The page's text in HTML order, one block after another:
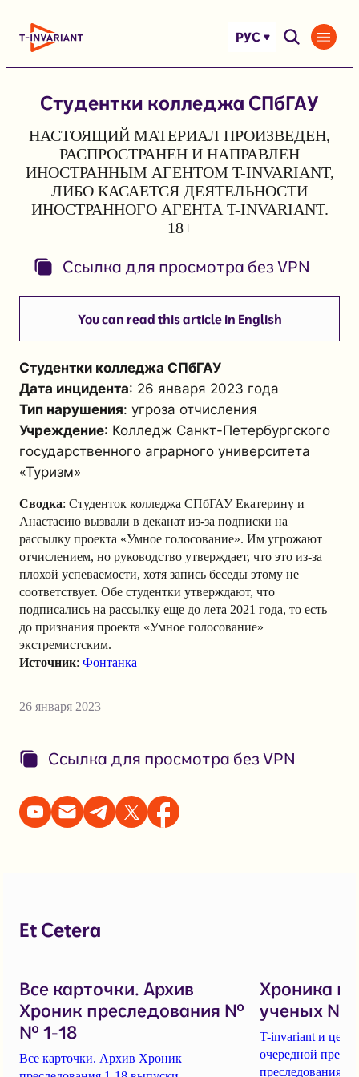
РУС
Студентки колледжа СПбГАУ
НАСТОЯЩИЙ МАТЕРИАЛ ПРОИЗВЕДЕН,
РАСПРОСТРАНЕН И НАПРАВЛЕН
ИНОСТРАННЫМ АГЕНТОМ T-INVARIANT,
ЛИБО КАСАЕТСЯ ДЕЯТЕЛЬНОСТИ
ИНОСТРАННОГО АГЕНТА T-INVARIANT.
18+
Ссылка для просмотра без VPN
You can read this article in English
Студентки колледжа СПбГАУ
Дата инцидента: 26 января 2023 года
Тип нарушения: угроза отчисления
Учреждение: Колледж Санкт-Петербургского
государственного аграрного университета
«Туризм»
Сводка: Студенток колледжа СПбГАУ Екатерину и
Анастасию вызвали в деканат из-за подписки на
рассылку проекта «Умное голосование». Им угрожают
отчислением, но руководство утверждает, что это из-за
плохой успеваемости, хотя запись беседы этому не
соответствует. Обе студентки утверждают, что
подписались на рассылку еще до лета 2021 года, то есть
до признания проекта «Умное голосование»
экстремистским.
Источник: Фонтанка
26 января 2023
Ссылка для просмотра без VPN
Et Cetera
Все карточки. Архив
Хроник преследования №
№ 1-18
Все карточки. Архив Хроник
Хроника
ученых №
T-invariant и
очередной
преследования